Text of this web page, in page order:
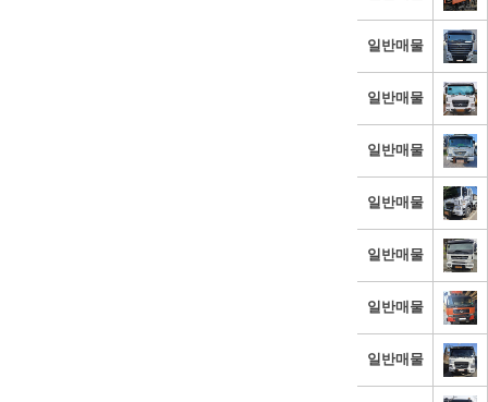
일반매물
일반매물
일반매물
일반매물
일반매물
일반매물
일반매물